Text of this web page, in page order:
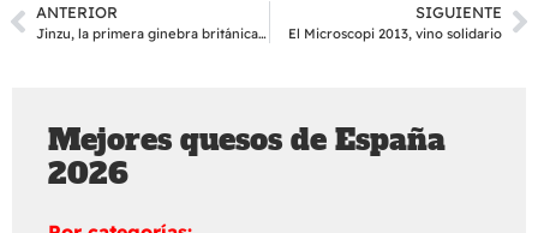
ANTERIOR
Jinzu, la primera ginebra británica con espíritu japonés
SIGUIENTE
El Microscopi 2013, vino solidario
Mejores quesos de España
2026